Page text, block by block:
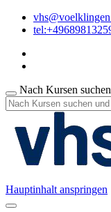
Nach Kursen
Hauptinhalt anspringen